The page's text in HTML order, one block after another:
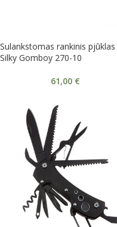
Sulankstomas rankinis pjūklas
Silky Gomboy 270-10
61,00 €